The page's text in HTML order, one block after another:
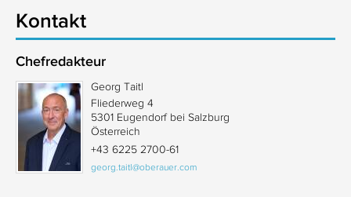
Kontakt
Chefredakteur
Georg Taitl
Fliederweg 4
5301 Eugendorf bei Salzburg
Österreich
+43 6225 2700-61
georg.taitl@oberauer.com